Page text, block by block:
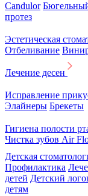
Candulor
протез
Эстетическая
Отбеливание
Лечение десен
Исправление
Элайнеры Брекеты
Гигиена полости
Чистка зубов Air
Детская
Профилактика
детей Детский
детям